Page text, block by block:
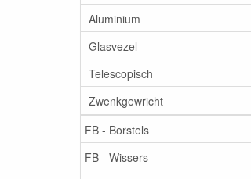
Aluminium
Glasvezel
Telescopisch
Zwenkgewricht
FB - Borstels
FB - Wissers